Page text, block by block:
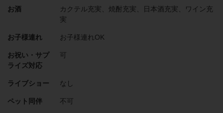
お酒
カクテル充実、焼酎充実、日本酒充実、ワイン充
実
お子様連れ お子様連れOK
お祝い・サプ
ライズ対応
可
ライブショー なし
ペット同伴 不可